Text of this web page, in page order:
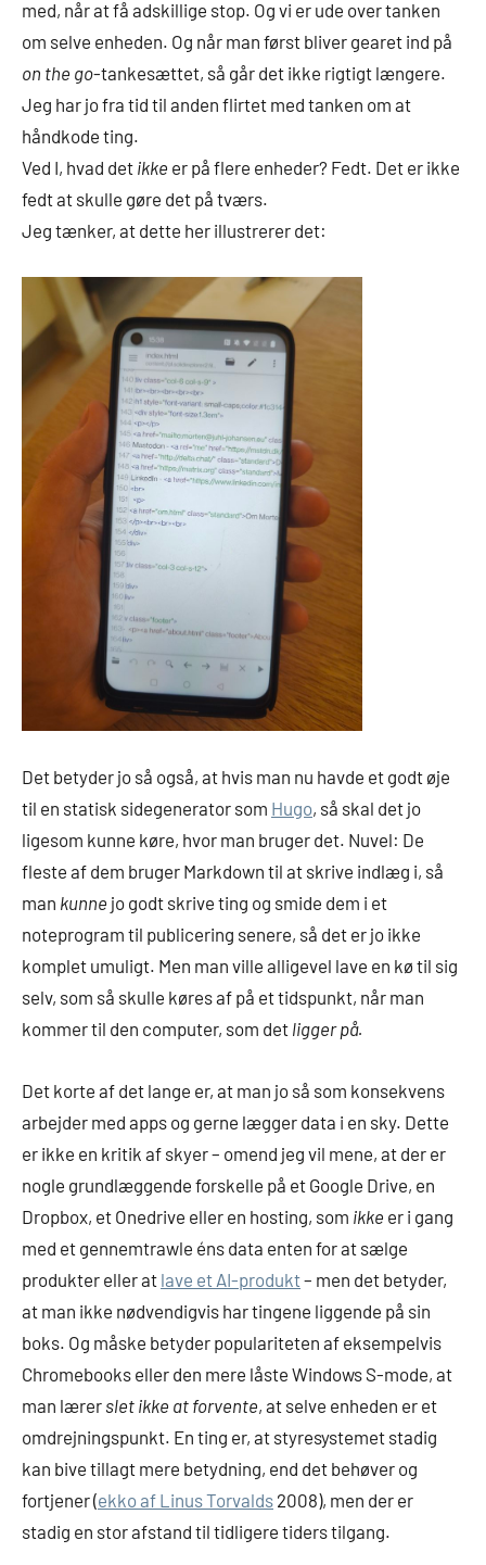
med, når at få adskillige stop. Og vi er ude over tanken
om selve enheden. Og når man først bliver gearet ind på
on the go-tankesættet, så går det ikke rigtigt længere.
Jeg har jo fra tid til anden flirtet med tanken om at
håndkode ting.
Ved I, hvad det ikke er på flere enheder? Fedt. Det er ikke
fedt at skulle gøre det på tværs.
Jeg tænker, at dette her illustrerer det:
Det betyder jo så også, at hvis man nu havde et godt øje
til en statisk sidegenerator som Hugo, så skal det jo
ligesom kunne køre, hvor man bruger det. Nuvel: De
fleste af dem bruger Markdown til at skrive indlæg i, så
man kunne jo godt skrive ting og smide dem i et
noteprogram til publicering senere, så det er jo ikke
komplet umuligt. Men man ville alligevel lave en kø til sig
selv, som så skulle køres af på et tidspunkt, når man
kommer til den computer, som det ligger på.
Det korte af det lange er, at man jo så som konsekvens
arbejder med apps og gerne lægger data i en sky. Dette
er ikke en kritik af skyer – omend jeg vil mene, at der er
nogle grundlæggende forskelle på et Google Drive, en
Dropbox, et Onedrive eller en hosting, som ikke er i gang
med et gennemtrawle éns data enten for at sælge
produkter eller at lave et AI-produkt– men det betyder,
at man ikke nødvendigvis har tingene liggende på sin
boks. Og måske betyder populariteten af eksempelvis
Chromebooks eller den mere låste Windows S-mode, at
man lærer slet ikke at forvente, at selve enheden er et
omdrejningspunkt. En ting er, at styresystemet stadig
kan bive tillagt mere betydning, end det behøver og
fortjener (ekko af Linus Torvalds 2008), men der er
stadig en stor afstand til tidligere tiders tilgang.